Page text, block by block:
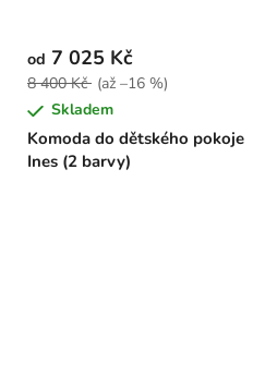
Komoda do dětského pokoje
Ines (2 barvy)
od 7 025 Kč
8 400 Kč (až –16 %)
Skladem